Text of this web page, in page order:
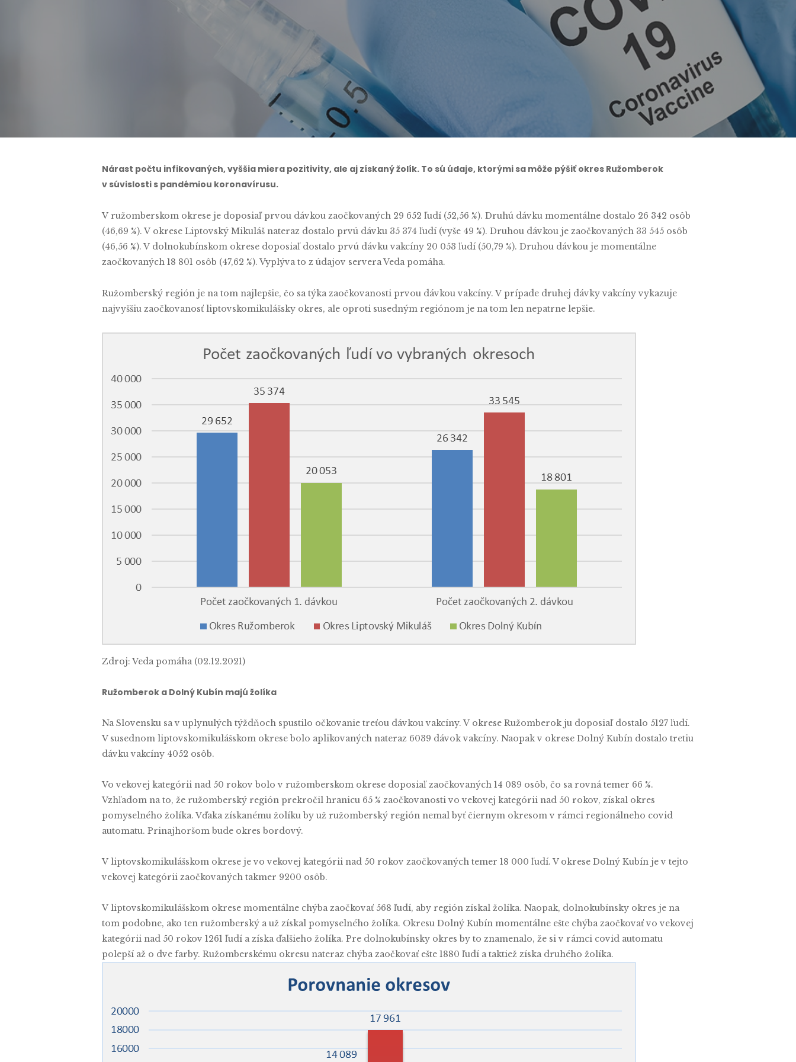
Filip Kubáň
Nárast počtu infikovaných, vyššia miera pozitivity, ale aj získaný žolík. To sú údaje, ktorými sa môže pýšiť okres Ružomberok
v súvislosti s pandémiou koronavírusu.
V ružomberskom okrese je doposiaľ prvou dávkou zaočkovaných 29 652 ľudí (52,56 %). Druhú dávku momentálne dostalo 26 342 osôb
(46,69 %). V okrese Liptovský Mikuláš nateraz dostalo prvú dávku 35 374 ľudí (vyše 49 %). Druhou dávkou je zaočkovaných 33 545 osôb
(46,56 %). V dolnokubínskom okrese doposiaľ dostalo prvú dávku vakcíny 20 053 ľudí (50,79 %). Druhou dávkou je momentálne
zaočkovaných 18 801 osôb (47,62 %). Vyplýva to z údajov servera Veda pomáha.
Ružomberský región je na tom najlepšie, čo sa týka zaočkovanosti prvou dávkou vakcíny. V prípade druhej dávky vakcíny vykazuje
najvyššiu zaočkovanosť liptovskomikulášsky okres, ale oproti susedným regiónom je na tom len nepatrne lepšie.
Zdroj: Veda pomáha (02.12.2021)
Ružomberok a Dolný Kubín majú žolíka
Na Slovensku sa v uplynulých týždňoch spustilo očkovanie treťou dávkou vakcíny. V okrese Ružomberok ju doposiaľ dostalo 5127 ľudí.
V susednom liptovskomikulášskom okrese bolo aplikovaných nateraz 6039 dávok vakcíny. Naopak v okrese Dolný Kubín dostalo tretiu
dávku vakcíny 4052 osôb.
Vo vekovej kategórii nad 50 rokov bolo v ružomberskom okrese doposiaľ zaočkovaných 14 089 osôb, čo sa rovná temer 66 %.
Vzhľadom na to, že ružomberský región prekročil hranicu 65 % zaočkovanosti vo vekovej kategórii nad 50 rokov, získal okres
pomyselného žolíka. Vďaka získanému žolíku by už ružomberský región nemal byť čiernym okresom v rámci regionálneho covid
automatu. Prinajhoršom bude okres bordový.
V liptovskomikulášskom okrese je vo vekovej kategórii nad 50 rokov zaočkovaných temer 18 000 ľudí. V okrese Dolný Kubín je v tejto
vekovej kategórii zaočkovaných takmer 9200 osôb.
V liptovskomikulášskom okrese momentálne chýba zaočkovať 568 ľudí, aby región získal žolíka. Naopak, dolnokubínsky okres je na
tom podobne, ako ten ružomberský a už získal pomyselného žolíka. Okresu Dolný Kubín momentálne ešte chýba zaočkovať vo vekovej
kategórii nad 50 rokov 1261 ľudí a získa ďalšieho žolíka. Pre dolnokubínsky okres by to znamenalo, že si v rámci covid automatu
polepší až o dve farby. Ružomberskému okresu nateraz chýba zaočkovať ešte 1880 ľudí a taktiež získa druhého žolíka.